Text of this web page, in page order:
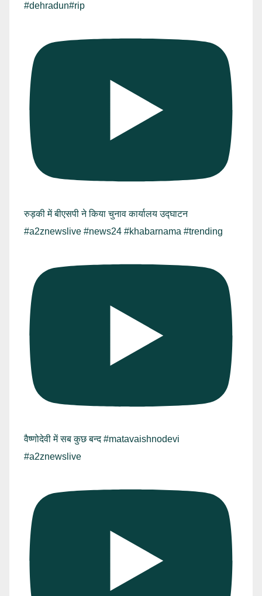
#dehradun#rip
रुड़की में बीएसपी ने किया चुनाव कार्यालय उद्घाटन
#a2znewslive #news24 #khabarnama #trending
वैष्णोदेवी में सब कुछ बन्द #matavaishnodevi
#a2znewslive